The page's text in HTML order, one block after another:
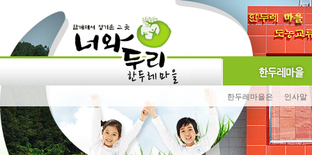
한두레마을은 인사말